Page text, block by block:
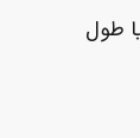
طول